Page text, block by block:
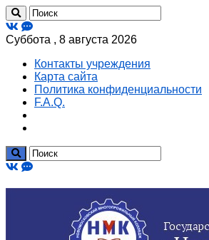
Суббота , 8 августа 2026
Контакты учреждения
Карта сайта
Политика конфиденциальности
F.A.Q.